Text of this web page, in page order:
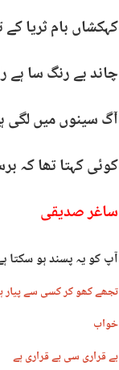
کہکشاں بام ثریا
چاند بے رنگ سا ہے
آگ سینوں میں لگی
کوئی کہتا تھا کہ
ساغر صدیقی
آپ کو یہ پسند ہو سکتا
تجھے کھو کر کسی سے پیار
خواب
بے قراری سی بے قراری ہے